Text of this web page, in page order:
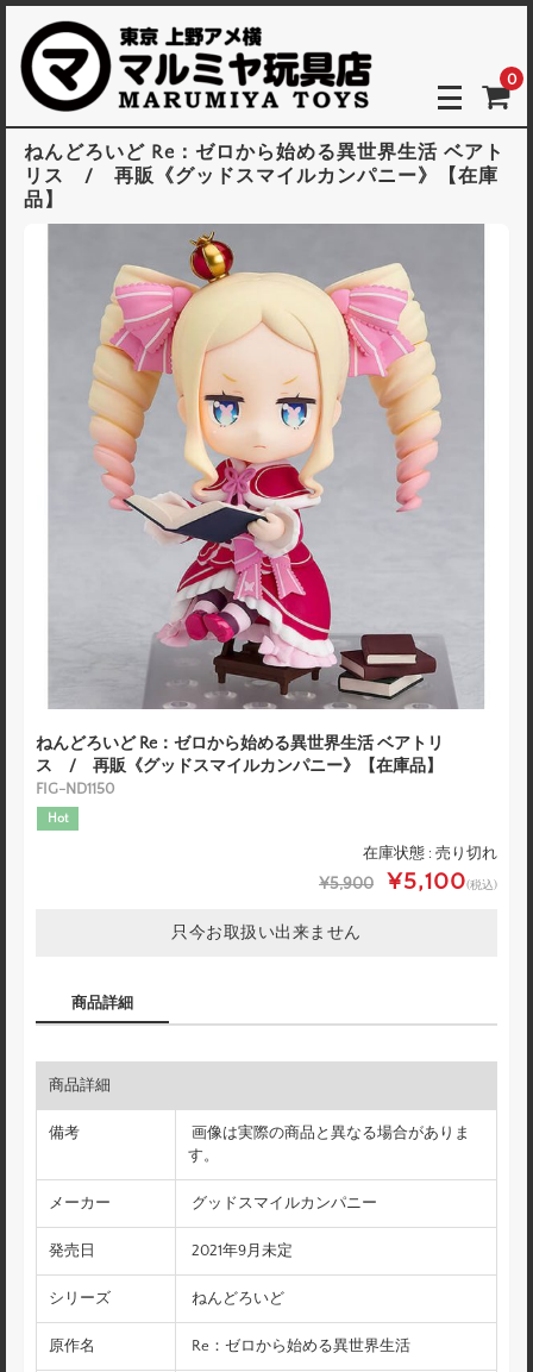
0
ねんどろいど Re：ゼロから始める異世界生活 ベアト
リス / 再販《グッドスマイルカンパニー》【在庫
品】
ねんどろいど Re：ゼロから始める異世界生活 ベアトリ
ス / 再販《グッドスマイルカンパニー》【在庫品】
FIG-ND1150
Hot
在庫状態 : 売り切れ
¥5,900 ¥5,100(税込)
只今お取扱い出来ません
商品詳細
商品詳細
備考
画像は実際の商品と異なる場合がありま
す。
メーカー グッドスマイルカンパニー
発売日 2021年9月未定
シリーズ ねんどろいど
原作名 Re：ゼロから始める異世界生活